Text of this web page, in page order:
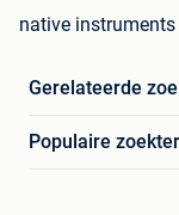
native
Gerelateerde
Populaire